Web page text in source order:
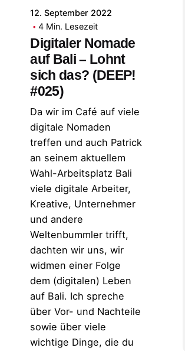
12. September 2022
4 Min. Lesezeit
Digitaler Nomade
auf Bali – Lohnt
sich das? (DEEP!
#025)
Da wir im Café auf viele
digitale Nomaden
treffen und auch Patrick
an seinem aktuellem
Wahl-Arbeitsplatz Bali
viele digitale Arbeiter,
Kreative, Unternehmer
und andere
Weltenbummler trifft,
dachten wir uns, wir
widmen einer Folge
dem (digitalen) Leben
auf Bali. Ich spreche
über Vor- und Nachteile
sowie über viele
wichtige Dinge, die du